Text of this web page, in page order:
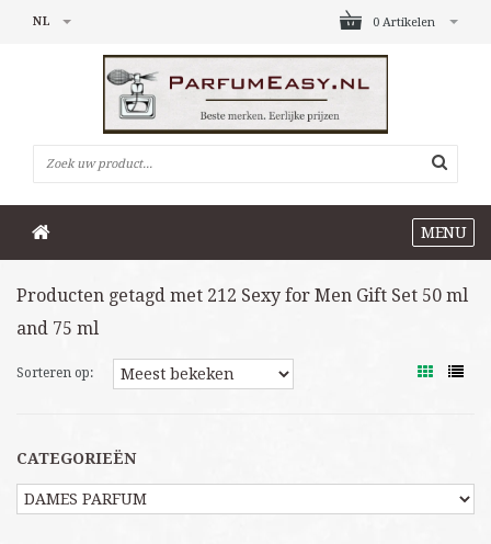
0 Artikelen
NL
MENU
Producten getagd met 212 Sexy for Men Gift Set 50 ml
and 75 ml
Sorteren op:
CATEGORIEËN